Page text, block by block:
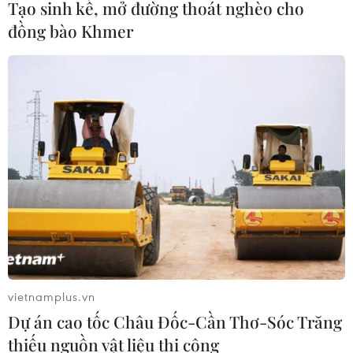
Tây Ban Nha phát trực tiếp nhật thực
toàn phần từ độ cao 9.000 m
Tàu chở hàng của Thổ Nhĩ Kỳ bị tấn
công trên Biển Đen
04/08/2026 05:54
Vì sao Google khiến Mỹ và
EU đối đầu về chủ quyền số?
04/08/2026 04:13
Tạo sinh kế, mở đường thoát nghèo cho
đồng bào Khmer
vietnamplus.vn
Dự án cao tốc Châu Đốc-Cần Thơ-Sóc Trăng
thiếu nguồn vật liệu thi công